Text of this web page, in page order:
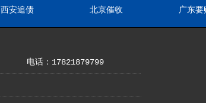
西安追债 北京催收 广东要
电话：17821879799